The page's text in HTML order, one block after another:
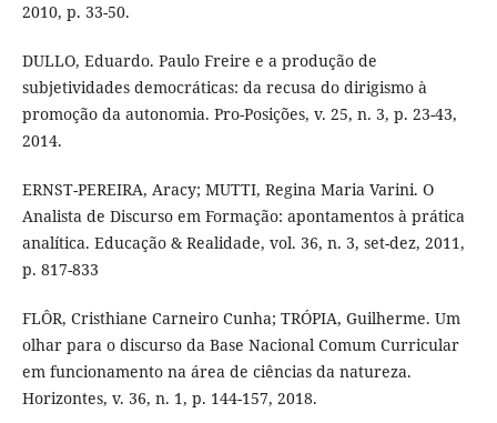
2010, p. 33-50.
DULLO, Eduardo. Paulo Freire e a produção de
subjetividades democráticas: da recusa do dirigismo à
promoção da autonomia. Pro-Posições, v. 25, n. 3, p. 23-43,
2014.
ERNST-PEREIRA, Aracy; MUTTI, Regina Maria Varini. O
Analista de Discurso em Formação: apontamentos à prática
analítica. Educação & Realidade, vol. 36, n. 3, set-dez, 2011,
p. 817-833
FLÔR, Cristhiane Carneiro Cunha; TRÓPIA, Guilherme. Um
olhar para o discurso da Base Nacional Comum Curricular
em funcionamento na área de ciências da natureza.
Horizontes, v. 36, n. 1, p. 144-157, 2018.